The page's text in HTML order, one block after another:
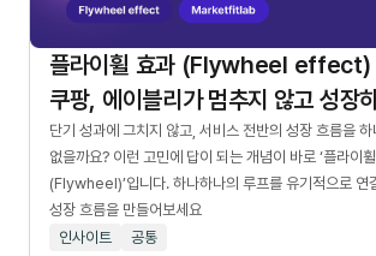
플라이휠 효과 (Flywheel effect)
쿠팡, 에이블리가 멈추지 않고 성장
단기 성과에 그치지 않고, 서비스 전반의 성장 흐름을
없을까요? 이런 고민에 답이 되는 개념이 바로 ‘플라이휠
(Flywheel)’입니다. 하나하나의 루프를 유기적으로 연
성장 흐름을 만들어보세요
인사이트
공통